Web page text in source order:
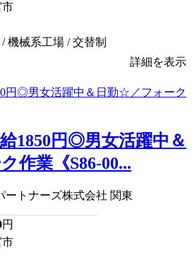
市
機械系工場 / 交替制
詳細を表示
1850円◎男女活躍中＆
作業《S86-00...
ートナーズ株式会社 関東
円
市